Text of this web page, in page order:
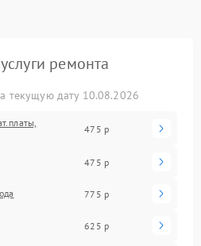
ремонта
текущую дату 10.08.2026
475 р
475 р
775 р
625 р